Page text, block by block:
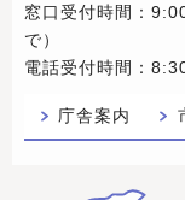
窓口受付時間：
で）
電話受付時間：
庁舎案内